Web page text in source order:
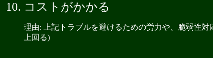
コストがかかる
理由: 上記トラブルを避けるための労力や、脆弱性
上回る)